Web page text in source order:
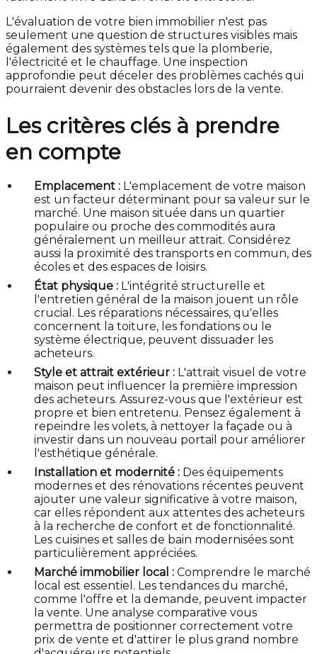
L'évaluation de votre bien immobilier n'est pas
seulement une question de structures visibles mais
également des systèmes tels que la plomberie,
l'électricité et le chauffage. Une inspection
approfondie peut déceler des problèmes cachés qui
pourraient devenir des obstacles lors de la vente.
Les critères clés à prendre
en compte
Emplacement : L'emplacement de votre maison
est un facteur déterminant pour sa valeur sur le
marché. Une maison située dans un quartier
populaire ou proche des commodités aura
généralement un meilleur attrait. Considérez
aussi la proximité des transports en commun, des
écoles et des espaces de loisirs.
État physique : L'intégrité structurelle et
l'entretien général de la maison jouent un rôle
crucial. Les réparations nécessaires, qu'elles
concernent la toiture, les fondations ou le
système électrique, peuvent dissuader les
acheteurs.
Style et attrait extérieur : L'attrait visuel de votre
maison peut influencer la première impression
des acheteurs. Assurez-vous que l'extérieur est
propre et bien entretenu. Pensez également à
repeindre les volets, à nettoyer la façade ou à
investir dans un nouveau portail pour améliorer
l'esthétique générale.
Installation et modernité : Des équipements
modernes et des rénovations récentes peuvent
ajouter une valeur significative à votre maison,
car elles répondent aux attentes des acheteurs
à la recherche de confort et de fonctionnalité.
Les cuisines et salles de bain modernisées sont
particulièrement appréciées.
Marché immobilier local : Comprendre le marché
local est essentiel. Les tendances du marché,
comme l'offre et la demande, peuvent impacter
la vente. Une analyse comparative vous
permettra de positionner correctement votre
prix de vente et d'attirer le plus grand nombre